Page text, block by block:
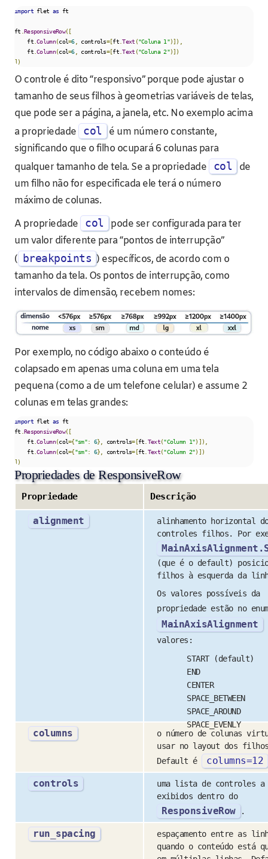
import flet as ft
ft ResponsiveRow([
    ft
.Column(col=6, controls=[ft .Text ("Coluna 1")]),
    ft
.Column(col=6, controls=[ft .Text ("Coluna 2")])
])
O controle é dito “responsivo” porque pode ajustar o
tamanho de seus filhos à geometrias variáveis de telas,
que pode ser a página, a janela, etc. No exemplo acima
a propriedade
col
é um número constante,
significando que o filho ocupará 6 colunas para
qualquer tamanho de tela. Se a propriedade
col
de
um filho não for especificada ele terá o número
máximo de colunas.
A propriedade
col
pode ser configurada para ter
um valor diferente para “pontos de interrupção”
( breakpoints ) específicos, de acordo com o
tamanho da tela. Os pontos de interrupção, como
intervalos de dimensão, recebem nomes:
Por exemplo, no código abaixo o conteúdo é
colapsado em apenas uma coluna em uma tela
pequena (como a de um telefone celular) e assume 2
colunas em telas grandes:
import flet as ft
ft ResponsiveRow([
    ft
.Column(col={"sm": 6}, controls=[ft Text("Column 1")]),
    ft
.Column(col={"sm": 6}, controls=[ft Text("Column 2")])
])
Propriedades de ResponsiveRow
Propriedade Descrição
alignment
alinhamento horizontal
controles filhos. Por
(que é o default)
filhos à esquerda da
Os valores possíveis da
propriedade estão no
MainAxisAlignment
valores:
START (default)
END
CENTER
SPACE_BETWEEN
SPACE_AROUND
SPACE_EVENLY
columns
o número de colunas
usar no layout dos
Default é
columns=12
controls
uma lista de controles a
exibidos dentro do
ResponsiveRow .
run_spacing
espaçamento entre as
quando o conteúdo está